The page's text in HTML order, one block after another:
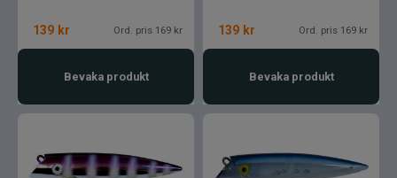
139 kr Ord. pris 169 kr
Bevaka produkt
139 kr Ord. pris 169 kr
Bevaka produkt